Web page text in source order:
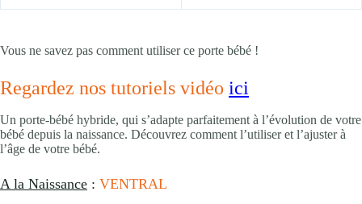
Vous ne savez pas comment utiliser ce porte bébé !
Regardez nos tutoriels vidéo ici
Un porte-bébé hybride, qui s’adapte parfaitement à l’évolution de votre
bébé depuis la naissance. Découvrez comment l’utiliser et l’ajuster à
l’âge de votre bébé.
A la Naissance : VENTRAL